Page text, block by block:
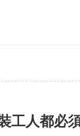
工人都必